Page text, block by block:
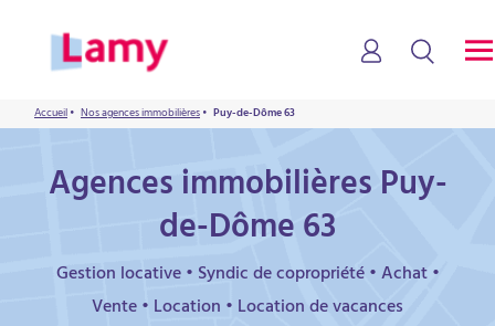
Accueil• Nos agences immobilières• Puy-de-Dôme 63
Agences immobilières Puy-
de-Dôme 63
Gestion locative • Syndic de copropriété • Achat •
Vente • Location • Location de vacances